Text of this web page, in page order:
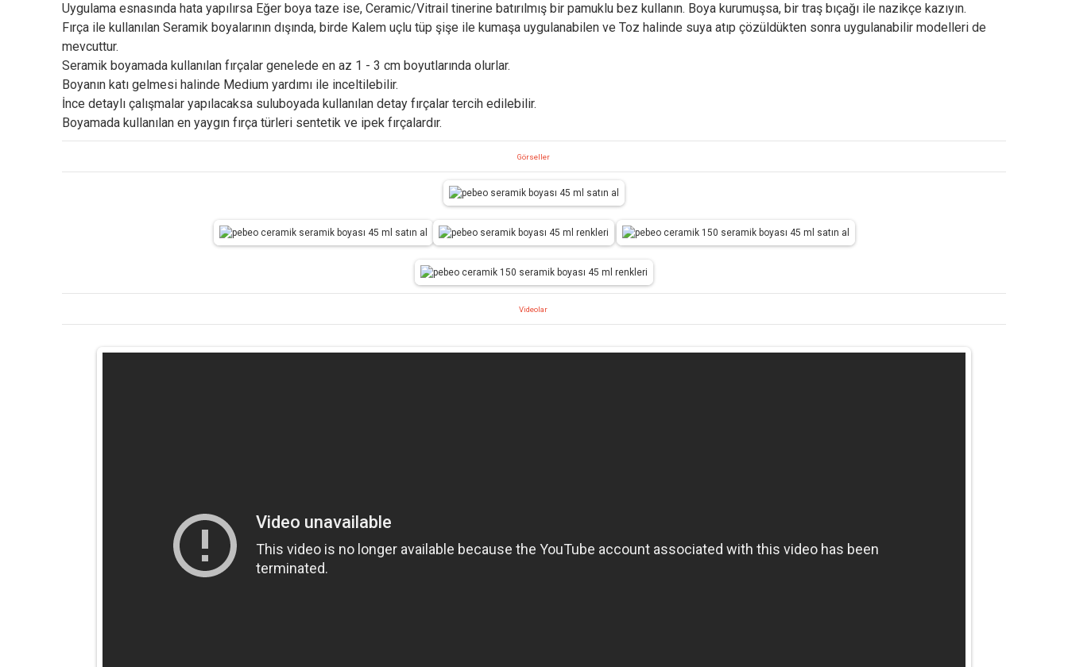
Uygulama esnasında hata yapılırsa Eğer boya taze ise, Ceramic/Vitrail tinerine batırılmış bir pamuklu bez kullanın. Boya kurumuşsa, bir traş bıçağı ile nazikçe kazıyın.
Fırça ile kullanılan Seramik boyalarının dışında, birde Kalem uçlu tüp şişe ile kumaşa uygulanabilen ve Toz halinde suya atıp çözüldükten sonra uygulanabilir modelleri de
mevcuttur.
Seramik boyamada kullanılan fırçalar genelede en az 1 - 3 cm boyutlarında olurlar.
Boyanın katı gelmesi halinde Medium yardımı ile inceltilebilir.
İnce detaylı çalışmalar yapılacaksa suluboyada kullanılan detay fırçalar tercih edilebilir.
Boyamada kullanılan en yaygın fırça türleri sentetik ve ipek fırçalardır.
Görseller
Videolar